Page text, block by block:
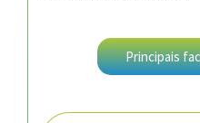
Principais